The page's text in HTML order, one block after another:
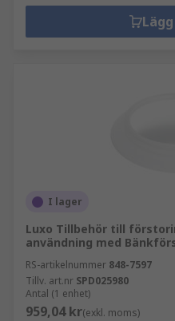
I lager
Luxo Tillbehör till
användning med
RS-artikelnummer 848-7597
Tillv. art.nr SPD025980
Antal (1 enhet)
959,04 kr(exkl. moms)